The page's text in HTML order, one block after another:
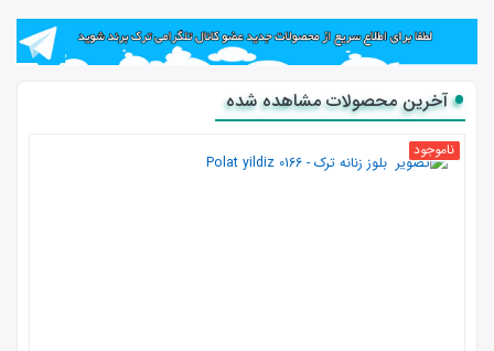
آخرین محصولات مشاهده شده
ناموجود